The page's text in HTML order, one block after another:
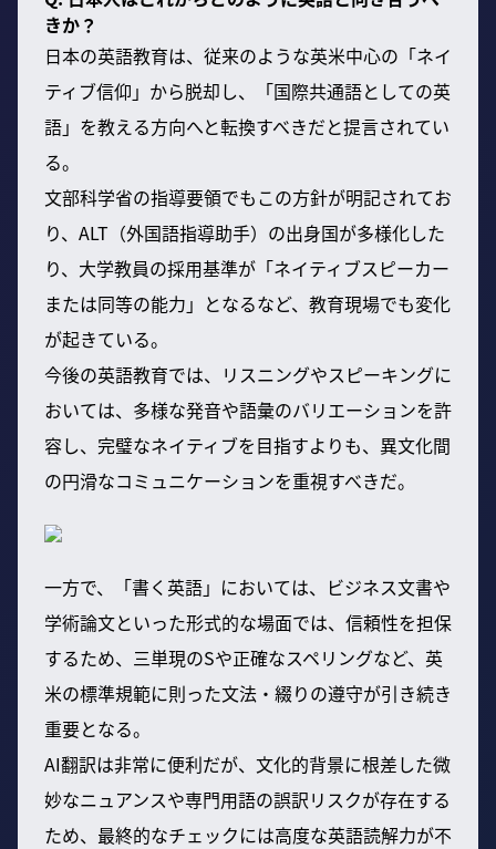
きか？
日本の英語教育は、従来のような英米中心の「ネイ
ティブ信仰」から脱却し、「国際共通語としての英
語」を教える方向へと転換すべきだと提言されてい
る。
文部科学省の指導要領でもこの方針が明記されてお
り、ALT（外国語指導助手）の出身国が多様化した
り、大学教員の採用基準が「ネイティブスピーカー
または同等の能力」となるなど、教育現場でも変化
が起きている。
今後の英語教育では、リスニングやスピーキングに
おいては、多様な発音や語彙のバリエーションを許
容し、完璧なネイティブを目指すよりも、異文化間
の円滑なコミュニケーションを重視すべきだ。
一方で、「書く英語」においては、ビジネス文書や
学術論文といった形式的な場面では、信頼性を担保
するため、三単現のSや正確なスペリングなど、英
米の標準規範に則った文法・綴りの遵守が引き続き
重要となる。
AI翻訳は非常に便利だが、文化的背景に根差した微
妙なニュアンスや専門用語の誤訳リスクが存在する
ため、最終的なチェックには高度な英語読解力が不